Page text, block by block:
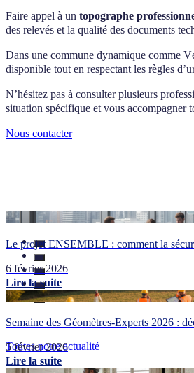
sous forme numérique (PDF, DWG) et
Faire appel à un topographe
des relevés et la qualité des documents
Dans une commune dynamique comme
disponible tout en respectant les règles
N’hésitez pas à consulter plusieurs
situation spécifique et vous
Nous contacter
Le projet ENSEMBLE : comment la
6 février 2026
Lire la suite
Semaine des Géomètres-Experts 2026 :
5 février 2026
Lire la suite
Toutes notre actualité